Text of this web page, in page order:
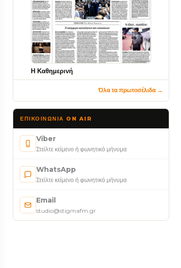
Η Καθημερινή
Όλα τα πρωτοσέλιδα →
ΕΠΙΚΟΙΝΩΝΊΑ ON AIR
Viber
Στείλτε κείμενο ή φωνητικό μήνυμα
WhatsApp
Στείλτε κείμενο ή φωνητικό μήνυμα
Email
studio@stigmafm.gr